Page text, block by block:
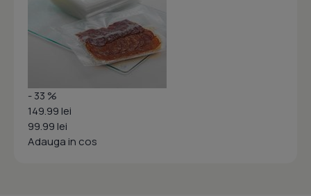
- 33 %
149.99 lei
99.99 lei
Adauga in cos